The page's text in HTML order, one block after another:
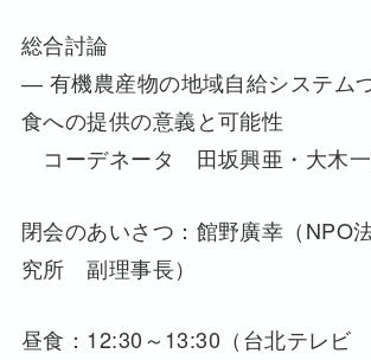
総合討論
― 有機農産物の地域自給システム
食への提供の意義と可能性
コーデネータ 田坂興亜・大木
閉会のあいさつ：館野廣幸（NPO
究所 副理事長）
昼食：12:30～13:30（台北テレビ